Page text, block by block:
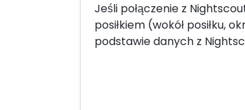
Jeśli połączenie z
posiłkiem (wokół posiłku,
podstawie danych z